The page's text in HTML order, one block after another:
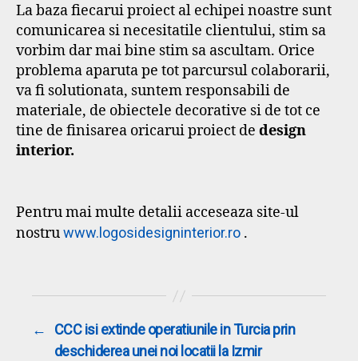
La baza fiecarui proiect al echipei noastre sunt
comunicarea si necesitatile clientului, stim sa
vorbim dar mai bine stim sa ascultam. Orice
problema aparuta pe tot parcursul colaborarii,
va fi solutionata, suntem responsabili de
materiale, de obiectele decorative si de tot ce
tine de finisarea oricarui proiect de design
interior.
Pentru mai multe detalii acceseaza site-ul
nostruwww.logosidesigninterior.ro .
←
CCC isi extinde operatiunile in Turcia prin
deschiderea unei noi locatii la Izmir